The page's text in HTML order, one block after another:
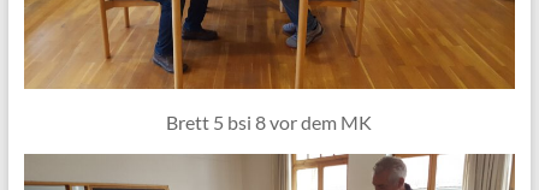
Brett 5 bsi 8 vor dem MK